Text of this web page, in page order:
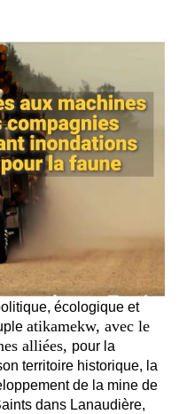
écologique et
atikamekw, avec le
alliées, pour la
territoire historique, la
de la mine de
dans Lanaudière,